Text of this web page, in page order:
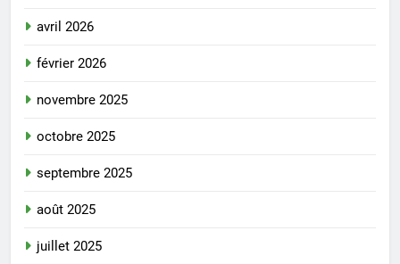
avril 2026
février 2026
novembre 2025
octobre 2025
septembre 2025
août 2025
juillet 2025